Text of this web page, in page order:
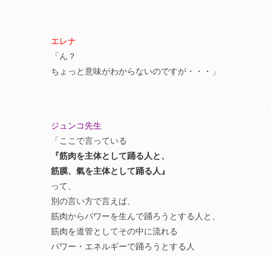
エレナ
「ん？
ちょっと意味がわからないのですが・・・」
ジュンコ先生
「ここで言っている
『筋肉を主体として踊る人と、
筋膜、氣を主体として踊る人』
って、
別の言い方で言えば、
筋肉からパワーを生んで踊ろうとする人と、
筋肉を道管としてその中に流れる
パワー・エネルギーで踊ろうとする人